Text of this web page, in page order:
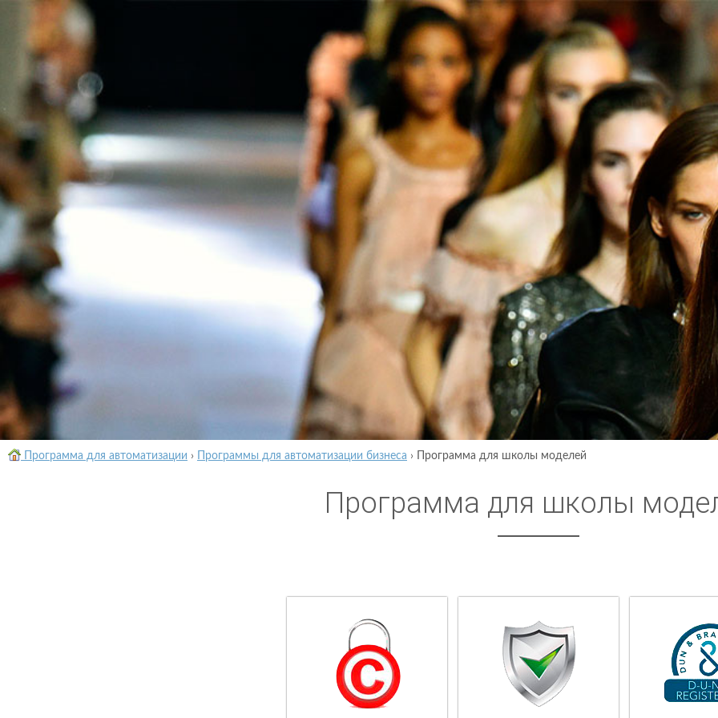
Программа для автоматизации › Программы для автоматизации бизнеса › Программа для школы моделей
Программа для школы